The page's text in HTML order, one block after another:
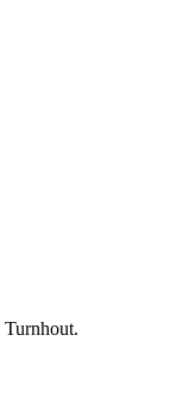
Turnhout.